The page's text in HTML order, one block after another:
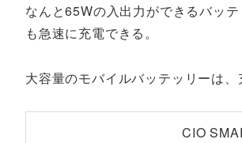
なんと65Wの入出力ができるバッ
も急速に充電できる。
大容量のモバイルバッテッリーは
CIO